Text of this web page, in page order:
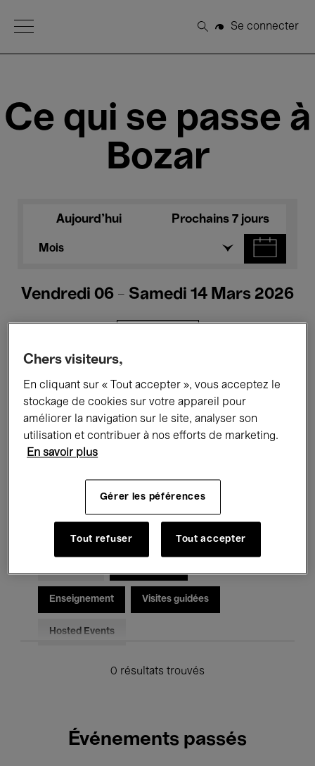
Open Menu
Rechercher
Se connecter
Ce qui se passe à
Bozar
Aujourd'hui Prochains 7 jours
Mois
Vendredi 06 - Samedi 14 Mars 2026
Tous les événements Concerts
Expositions Performances
Rencontres & Débats
Musique classique Global Music
Enseignement Visites guidées
Hosted Events
0 résultats trouvés
Événements passés
Chers visiteurs,
En cliquant sur « Tout accepter », vous acceptez le
stockage de cookies sur votre appareil pour
améliorer la navigation sur le site, analyser son
utilisation et contribuer à nos efforts de marketing.
En savoir plus
Gérer les péférences
Tout refuser Tout accepter